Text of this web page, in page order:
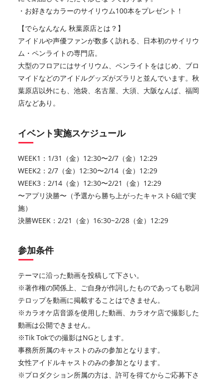
・お好きなカラーのサイリウム100本をプレゼント！
【でらなんなん 秋葉原店とは？】
アイドルや声優ファンが数多く訪れる、日本初のサイリウ
ム・ペンライトの専門店。
大型のフロアにはサイリウム、ペンライトをはじめ、ブロ
マイドなどのアイドルグッズがズラリと並んでいます。秋
葉原店以外にも、池袋、名古屋、大須、大阪なんば、福岡
店などあり。
イベント実施スケジュール
WEEK1：1/31（金）12:30〜2/7（金）12:29
WEEK2：2/7（金）12:30〜2/14（金）12:29
WEEK3：2/14（金）12:30〜2/21（金）12:29
〜アプリ決勝〜（予選から勝ち上がったキャスト6組で実
施）
決勝WEEK：2/21（金）16:30~2/28（金）12:29
参加条件
テーマに沿った動画を投稿して下さい。
※著作権の関係上、ご自身が作詞したものであっても歌詞
テロップを動画に掲載することはできません。
※カラオケ店音源を使用した動画、カラオケ店で撮影した
動画は公開できません。
※Tik Tokでの撮影はNGとします。
事務所所属のキャストのみの参加となります。
女性アイドルキャストのみの参加となります。
※プロダクション所属の方は、許可を得てからご応募下さ